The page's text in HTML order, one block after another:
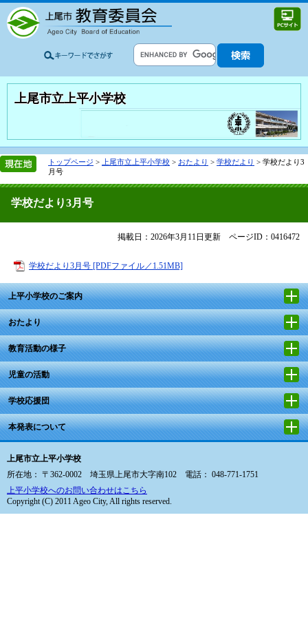
上尾市立上平小学校
トップページ > 上尾市立上平小学校 > おたより > 学校だより > 学校だより3
月号
学校だより3月号
掲載日：2026年3月11日更新 ページID：0416472
学校だより3月号 [PDFファイル／1.51MB]
上平小学校のご案内
おたより
教育活動の様子
児童の活動
学校応援団
本発表について
上尾市立上平小学校
所在地： 〒362-0002 埼玉県上尾市大字南102 電話： 048-771-1751
上平小学校へのお問い合わせはこちら
Copyright (C) 2011 Ageo City, All rights reserved.